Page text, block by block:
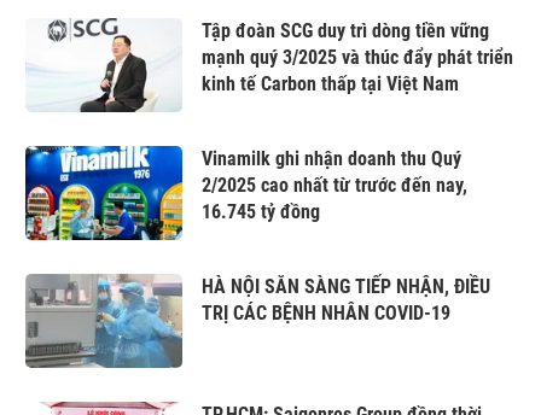
Tập đoàn SCG duy trì dòng tiền vững
mạnh quý 3/2025 và thúc đẩy phát triển
kinh tế Carbon thấp tại Việt Nam
Vinamilk ghi nhận doanh thu Quý
2/2025 cao nhất từ trước đến nay,
16.745 tỷ đồng
HÀ NỘI SẴN SÀNG TIẾP NHẬN, ĐIỀU
TRỊ CÁC BỆNH NHÂN COVID-19